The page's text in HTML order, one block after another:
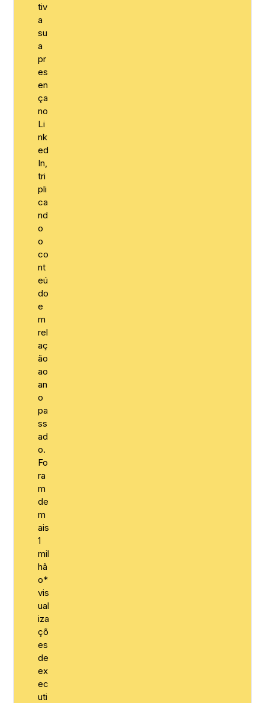
tiv
a
su
a
pr
es
en
ça
no
Li
nk
ed
In,
tri
pli
ca
nd
o
o
co
nt
eú
do
e
m
rel
aç
ão
ao
an
o
pa
ss
ad
o.
Fo
ra
m
de
m
ais
1
mil
hã
o*
vis
ual
iza
çõ
es
de
ex
ec
uti